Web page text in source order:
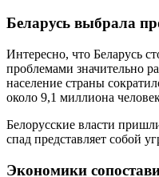
Беларусь выбрала
Интересно, что Беларусь
проблемами значительно
население страны
около 9,1 миллиона
Белорусские власти
спад представляет собой
Экономики